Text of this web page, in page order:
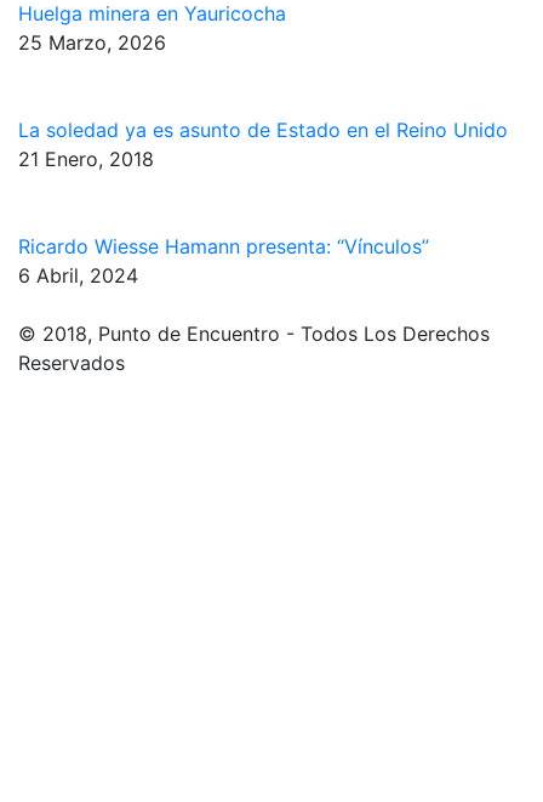
Huelga minera en Yauricocha
25 Marzo, 2026
La soledad ya es asunto de Estado en el Reino Unido
21 Enero, 2018
Ricardo Wiesse Hamann presenta: “Vínculos”
6 Abril, 2024
© 2018, Punto de Encuentro - Todos Los Derechos
Reservados